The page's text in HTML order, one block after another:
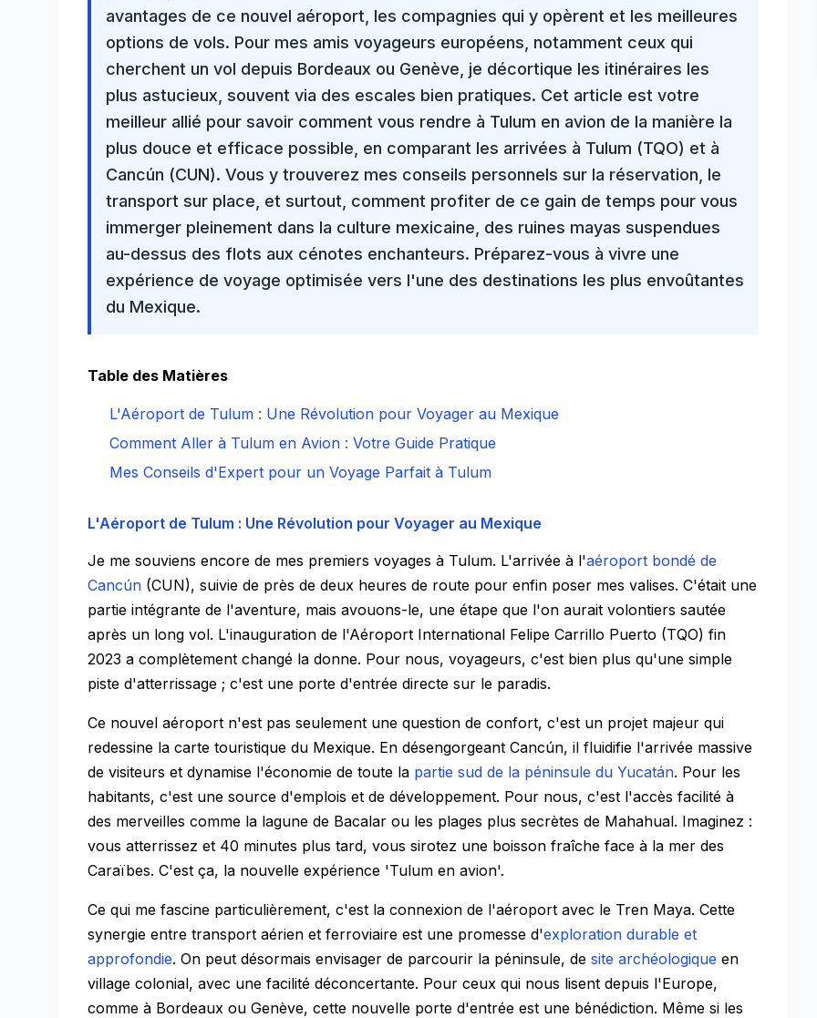
avantages de ce nouvel aéroport, les compagnies qui y opèrent et les meilleures
options de vols. Pour mes amis voyageurs européens, notamment ceux qui
cherchent un vol depuis Bordeaux ou Genève, je décortique les itinéraires les
plus astucieux, souvent via des escales bien pratiques. Cet article est votre
meilleur allié pour savoir comment vous rendre à Tulum en avion de la manière la
plus douce et efficace possible, en comparant les arrivées à Tulum (TQO) et à
Cancún (CUN). Vous y trouverez mes conseils personnels sur la réservation, le
transport sur place, et surtout, comment profiter de ce gain de temps pour vous
immerger pleinement dans la culture mexicaine , des ruines mayas suspendues
au-dessus des flots aux cénotes enchanteurs. Préparez-vous à vivre une
expérience de voyage optimisée vers l'une des destinations les plus envoûtantes
du Mexique.
Table des Matières
L'Aéroport de Tulum : Une Révolution pour Voyager au Mexique
Comment Aller à Tulum en Avion : Votre Guide Pratique
Mes Conseils d'Expert pour un Voyage Parfait à Tulum
L'Aéroport de Tulum : Une Révolution pour Voyager au Mexique
Je me souviens encore de mes premiers voyages à Tulum. L'arrivée à l'aéroport bondé de
Cancún (CUN), suivie de près de deux heures de route pour enfin poser mes valises. C'était une
partie intégrante de l'aventure, mais avouons-le, une étape que l'on aurait volontiers sautée
après un long vol. L'inauguration de l'Aéroport International Felipe Carrillo Puerto (TQO) fin
2023 a complètement changé la donne. Pour nous, voyageurs, c'est bien plus qu'une simple
piste d'atterrissage ; c'est une porte d'entrée directe sur le paradis.
Ce nouvel aéroport n'est pas seulement une question de confort, c'est un projet majeur qui
redessine la carte touristique du Mexique. En désengorgeant Cancún, il fluidifie l'arrivée massive
de visiteurs et dynamise l'économie de toute la partie sud de la péninsule du Yucatán. Pour les
habitants, c'est une source d'emplois et de développement. Pour nous, c'est l'accès facilité à
des merveilles comme la lagune de Bacalar ou les plages plus secrètes de Mahahual. Imaginez :
vous atterrissez et 40 minutes plus tard, vous sirotez une boisson fraîche face à la mer des
Caraïbes. C'est ça, la nouvelle expérience 'Tulum en avion'.
Ce qui me fascine particulièrement, c'est la connexion de l'aéroport avec le Tren Maya. Cette
synergie entre transport aérien et ferroviaire est une promesse d'exploration durable et
approfondie. On peut désormais envisager de parcourir la péninsule, de site archéologique en
village colonial, avec une facilité déconcertante. Pour ceux qui nous lisent depuis l'Europe,
comme à Bordeaux ou Genève, cette nouvelle porte d'entrée est une bénédiction. Même si les